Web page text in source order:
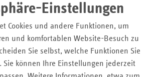
Einstellungen
Cookies und andere Funktionen, um
und komfortablen Website-Besuch zu
Sie selbst, welche Funktionen Sie
Sie können Ihre Einstellungen jederzeit
Mal verliehen. Eine Jury aus Politik,